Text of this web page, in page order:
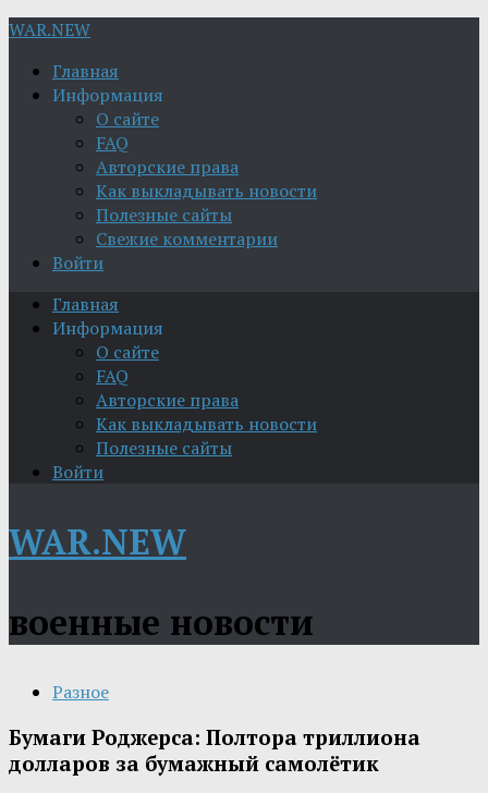
WAR.NEW
Главная
Информация
О сайте
FAQ
Авторские права
Как выкладывать новости
Полезные сайты
Свежие комментарии
Войти
Главная
Информация
О сайте
FAQ
Авторские права
Как выкладывать новости
Полезные сайты
Войти
WAR.NEW
военные новости
Разное
Бумаги Роджерса: Полтора триллиона
долларов за бумажный самолётик